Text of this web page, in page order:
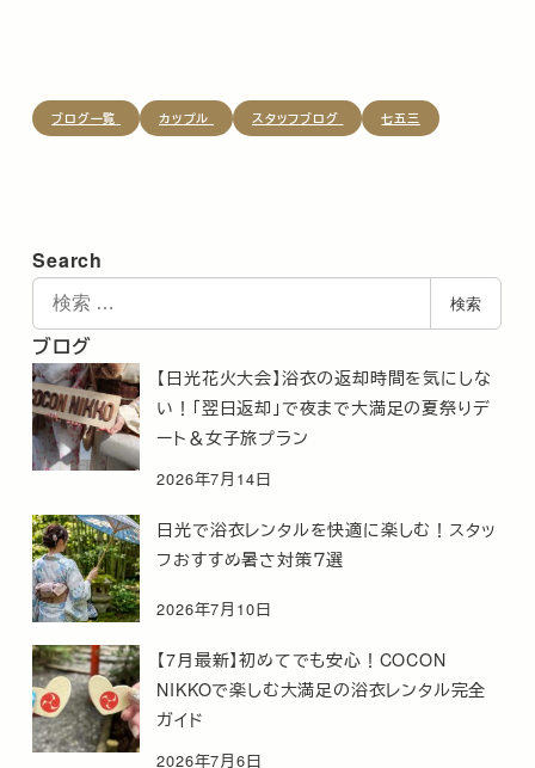
ブログ一覧 カップル スタッフブログ 七五三
Search
索
検索
ブログ
【日光花火大会】浴衣の返却時間を気にしな
い！「翌日返却」で夜まで大満足の夏祭りデ
ート＆女子旅プラン
2026年7月14日
日光で浴衣レンタルを快適に楽しむ！スタッ
フおすすめ暑さ対策７選
2026年7月10日
【7月最新】初めてでも安心！COCON
NIKKOで楽しむ大満足の浴衣レンタル完全
ガイド
2026年7月6日